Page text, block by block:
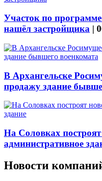
Участок по
нашёл застройщика |
В Архангельске
продажу здание
На Соловках
административное
Новости